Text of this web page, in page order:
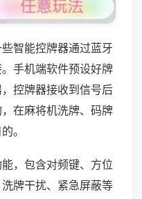
智能控牌器通过蓝牙
手机端软件预设好牌
控牌器接收到信号后
在麻将机洗牌、码牌
。
，包含对频键、方位
牌干扰、紧急屏蔽等